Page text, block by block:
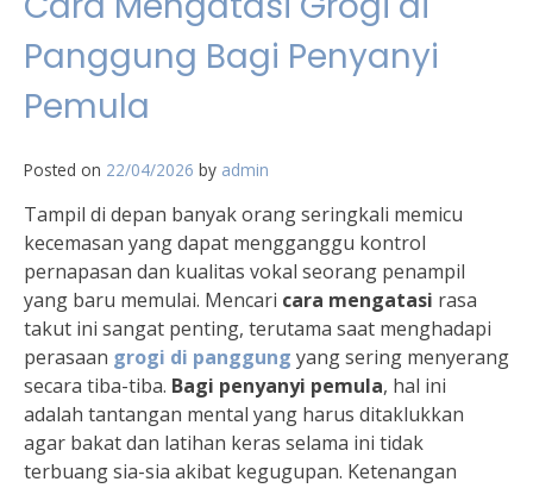
Panggung Bagi Penyanyi
Pemula
Posted on 22/04/2026 by admin
Tampil di depan banyak orang seringkali memicu
kecemasan yang dapat mengganggu kontrol
pernapasan dan kualitas vokal seorang penampil
yang baru memulai. Mencari cara mengatasi rasa
takut ini sangat penting, terutama saat menghadapi
perasaan grogi di panggung yang sering menyerang
secara tiba-tiba. Bagi penyanyi pemula, hal ini
adalah tantangan mental yang harus ditaklukkan
agar bakat dan latihan keras selama ini tidak
terbuang sia-sia akibat kegugupan. Ketenangan